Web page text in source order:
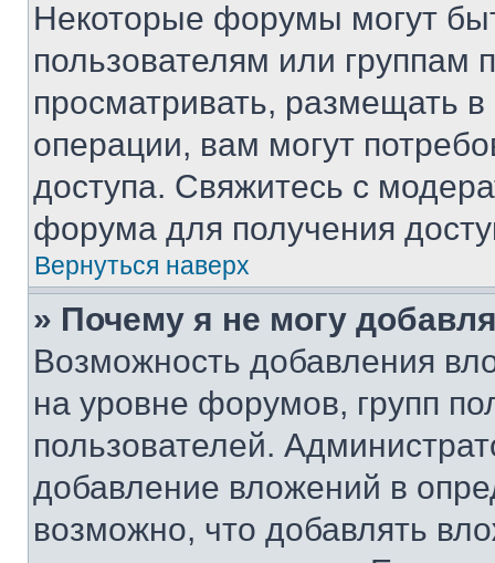
Некоторые форумы могут
пользователям или группам
просматривать, размещать
операции, вам могут
доступа. Свяжитесь с
форума для получения
Вернуться наверх
» Почему я не могу
Возможность добавления
на уровне форумов, групп
пользователей.
добавление вложений в
возможно, что добавлять